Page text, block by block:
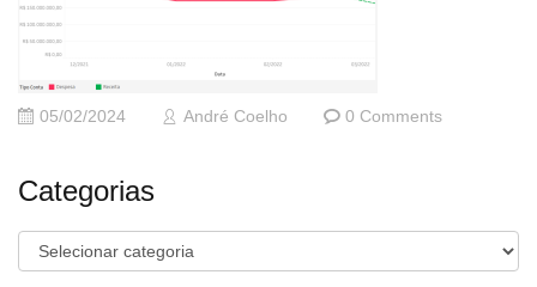
05/02/2024 André Coelho 0 Comments
Categorias
Categorias